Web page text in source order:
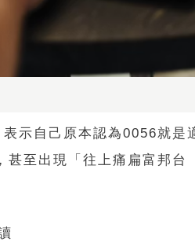
示自己原本認為0056就是
至出現「往上痛扁富邦台